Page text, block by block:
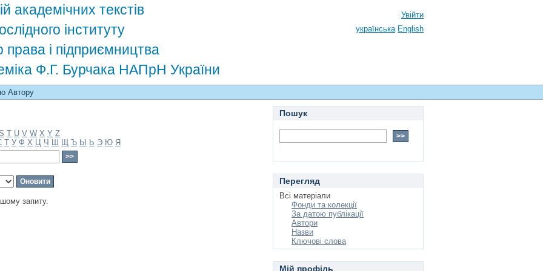
академічних текстів
інституту
права і підприємництва
Ф.Г. Бурчака НАПрН України
Увійти
українська English
Автору
T U V W X Y Z
Т У Ф Х Ц Ч Ш Щ Ъ Ы Ь Э Ю Я
запиту.
Пошук
Перегляд
Всі матеріали
Фонди та колекції
За датою публікації
Автори
Назви
Ключові слова
Мій профіль